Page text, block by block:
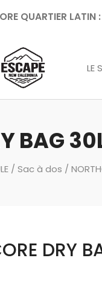
QUARTIER
LE
BAG
/ Sac à dos /
DRY